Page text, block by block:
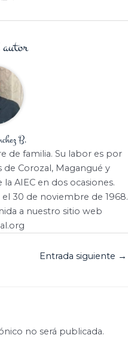
B.
de familia. Su labor es por
de Corozal, Magangué y
AIEC en dos ocasiones.
30 de noviembre de 1968.
a nuestro sitio web
Entrada siguiente →
no será publicada.